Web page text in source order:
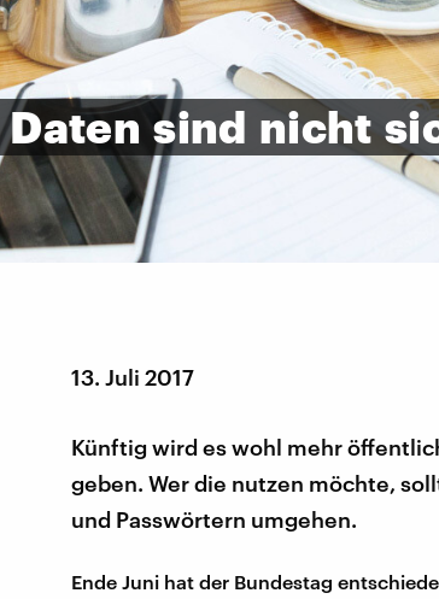
Daten sind nicht
13. Juli 2017
Künftig wird es wohl mehr
geben. Wer die nutzen möchte,
und Passwörtern umgehen.
Ende Juni hat der Bundestag